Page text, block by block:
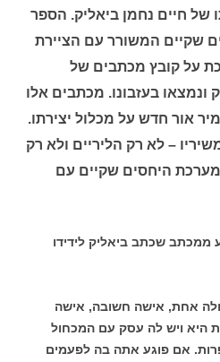
של חיים נחמן ביאליק. הספר
שקיים המשורר עם הציירת
על קובץ מכתבים של
ונמצאו בעזבונו. מכתבים אלו
אור חדש על מכלול יצירתו.
– לא רק הליריים ולא רק
היחסים שקיים עם
ממכתב שכתב ביאליק לידידו
אחת, אישה חשובה, אישה
היא ויש לה עסק עם המכחול
אם פוגע אתה בה לפעמים